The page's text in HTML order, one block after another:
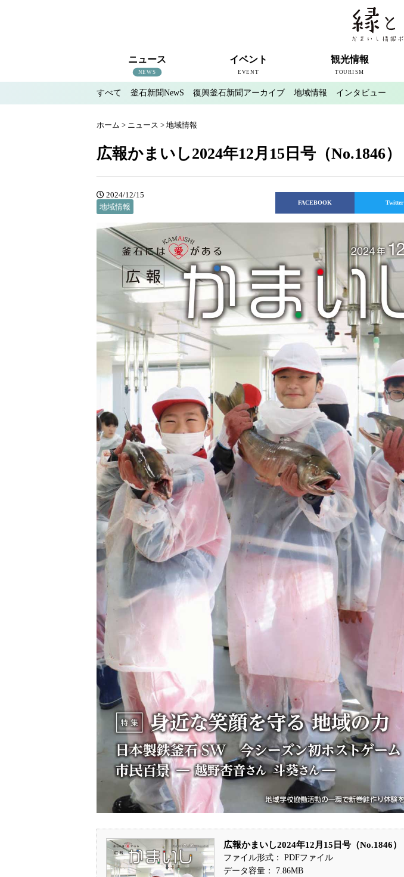
ニュース
NEWS
すべて
釜石新聞NewS
復興釜石新聞アーカイブ
地域情報
インタビュー
イベント
EVENT
釜石のイベント情報
観光情報
TOURISM
近代製鉄発祥の地
観光スポット
宿泊情報
釜石情報交流センター
魚河岸テラス
うのすまい・トモス
根浜シーサイド
SL銀河
三陸鉄道
すべて 釜石新聞NewS 復興釜石新聞アーカイブ 地域情報 インタビュー
ホーム > ニュース > 地域情報
広報かまいし2024年12月15日号（No.1846）
2024/12/15
地域情報
FACEBOOK Twitter
広報かまいし2024年12月15日号（No.1846）
ファイル形式： PDFファイル
データ容量： 7.86MB